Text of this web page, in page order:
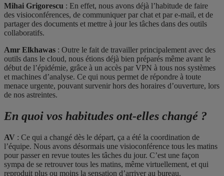
Mihai Grigorescu : En effet, nous avons déjà l’habitude de faire
des visioconférences, de communiquer par chat et par e-mail, et de
partager des documents et mettre à jour les tâches dans des outils
collaboratifs.
Amr Elkhawas : Outre le fait de travailler principalement avec des
outils dans le cloud, nous étions déjà bien préparés même avant le
début de l’épidémie, grâce à un accès par VPN à tous nos systèmes
et machines d’analyse. Ce qui nous permet de répondre à toute
menace urgente, pouvant survenir hors des horaires d’ouverture, lors
de nos astreintes.
En quoi vos habitudes ont-elles changé ?
AV : Ce qui a changé dès le départ, ça a été la coordination de
l’équipe. Nous avons désormais une visioconférence tous les matins
pour passer en revue toutes les tâches du jour. C’est une façon
sympa de se retrouver tous les matins, même virtuellement, et qui
reproduit plus ou moins la sensation d’arriver au bureau.